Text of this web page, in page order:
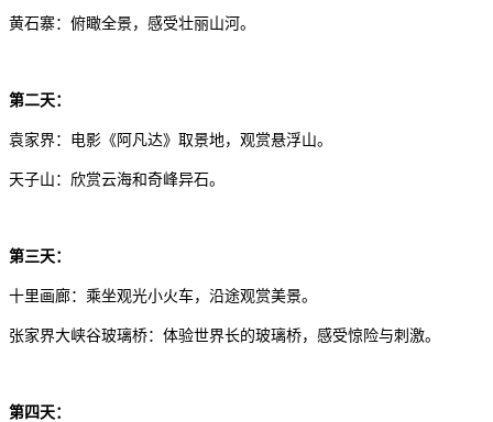
黄石寨：俯瞰全景，感受壮丽山河。
第二天：
袁家界：电影《阿凡达》取景地，观赏悬浮山。
天子山：欣赏云海和奇峰异石。
第三天：
十里画廊：乘坐观光小火车，沿途观赏美景。
张家界大峡谷玻璃桥：体验世界长的玻璃桥，感受惊险与刺激。
第四天：